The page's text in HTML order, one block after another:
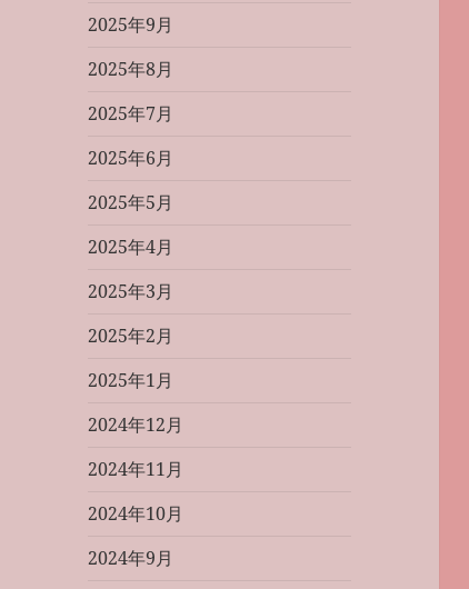
2025年9月
2025年8月
2025年7月
2025年6月
2025年5月
2025年4月
2025年3月
2025年2月
2025年1月
2024年12月
2024年11月
2024年10月
2024年9月